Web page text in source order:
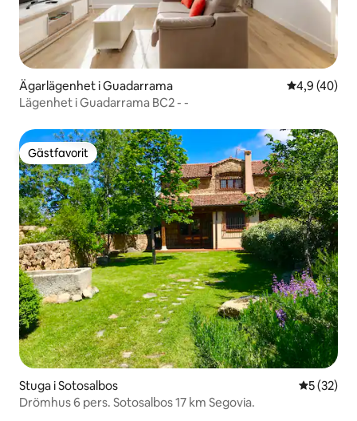
Ägarlägenhet i Guadarrama 4,9 av 5 i
4,9 (40)
Lägenhet i Guadarrama BC2 - -
Gästfavorit
Gästfavorit
Stuga i Sotosalbos 5 av 5 i
5 (32)
Drömhus 6 pers. Sotosalbos 17 km Segovia.